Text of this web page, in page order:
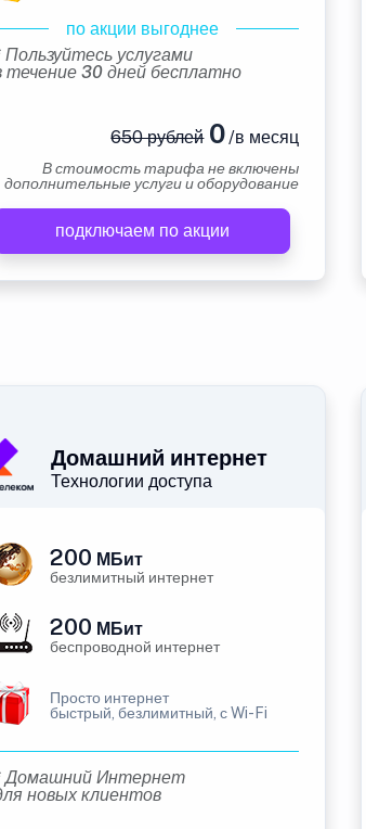
по акции выгоднее
Пользуйтесь услугами
течение 30 дней бесплатно
650 рублей0/в месяц
В стоимость тарифа не включены
дополнительные услуги и оборудование
подключаем по акции
Домашний интернет
Технологии доступа
200 МБит
безлимитный интернет
200 МБит
беспроводной интернет
Просто интернет
быстрый, безлимитный, с Wi-Fi
Домашний Интернет
новых клиентов